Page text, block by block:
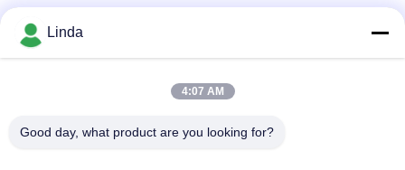
Linda
4:07 AM
Good day, what product are you looking for?